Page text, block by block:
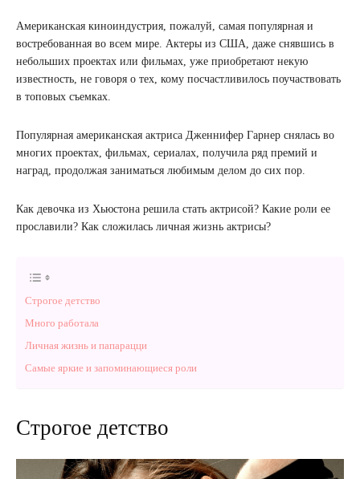
Американская киноиндустрия, пожалуй, самая популярная и
востребованная во всем мире. Актеры из США, даже снявшись в
небольших проектах или фильмах, уже приобретают некую
известность, не говоря о тех, кому посчастливилось поучаствовать
в топовых съемках.
Популярная американская актриса Дженнифер Гарнер снялась во
многих проектах, фильмах, сериалах, получила ряд премий и
наград, продолжая заниматься любимым делом до сих пор.
Как девочка из Хьюстона решила стать актрисой? Какие роли ее
прославили? Как сложилась личная жизнь актрисы?
Строгое детство
Много работала
Личная жизнь и папарацци
Самые яркие и запоминающиеся роли
Строгое детство